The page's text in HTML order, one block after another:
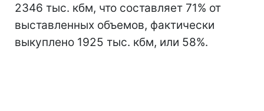
2346 тыс. кбм, что составляет 71% от
выставленных объемов, фактически
выкуплено 1925 тыс. кбм, или 58%.